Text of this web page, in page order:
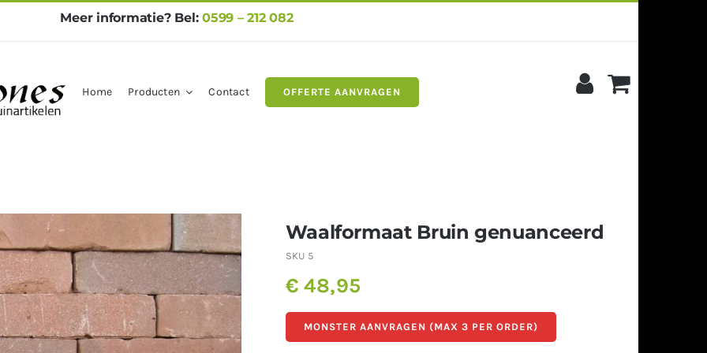
Meer informatie? Bel:0599 – 212 082
Home Producten Contact OFFERTE AANVRAGEN
Waalformaat Bruin genuanceerd
SKU 5
€48,95
MONSTER AANVRAGEN (MAX 3 PER ORDER)